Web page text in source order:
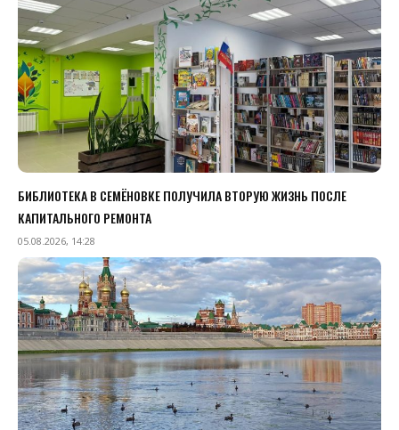
БИБЛИОТЕКА В СЕМЁНОВКЕ ПОЛУЧИЛА ВТОРУЮ ЖИЗНЬ ПОСЛЕ
КАПИТАЛЬНОГО РЕМОНТА
05.08.2026, 14:28